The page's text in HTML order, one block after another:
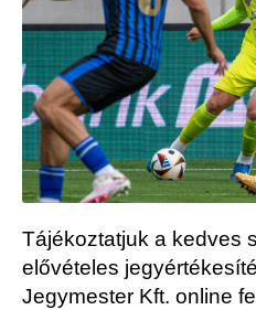
Tájékoztatjuk a kedves
elővételes
Jegymester Kft. online